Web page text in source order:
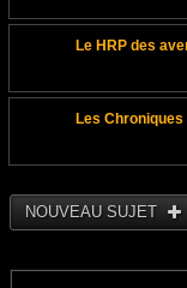
Le HRP des
Les
NOUVEAU SUJET